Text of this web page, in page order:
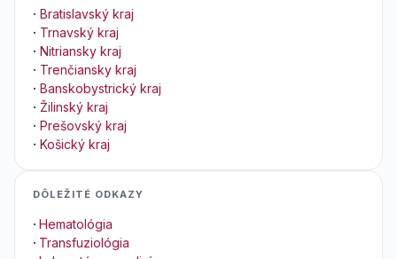
· Bratislavský kraj
· Trnavský kraj
· Nitriansky kraj
· Trenčiansky kraj
· Banskobystrický kraj
· Žilinský kraj
· Prešovský kraj
· Košický kraj
DÔLEŽITÉ ODKAZY
· Hematológia
· Transfuziológia